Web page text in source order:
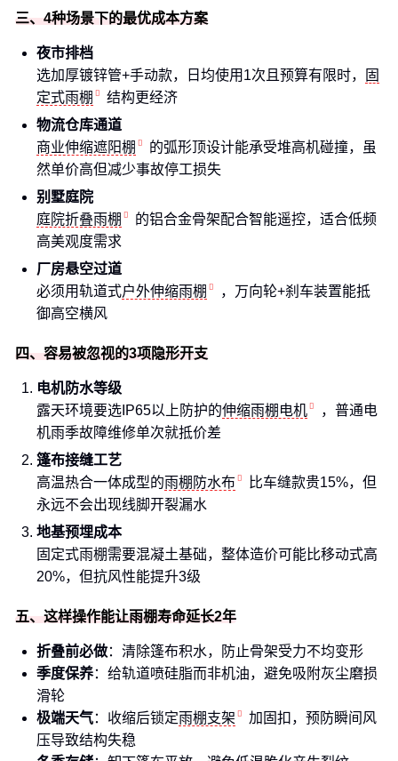
三、4种场景下的最优成本方案
夜市排档
选加厚镀锌管+手动款，日均使用1次且预算有限时，
固
定式雨棚
结构更经济
物流仓库通道
商业伸缩遮阳棚
的弧形顶设计能承受堆高机碰撞，虽
然单价高但减少事故停工损失
别墅庭院
庭院折叠雨棚
的铝合金骨架配合智能遥控，适合低频
高美观度需求
厂房悬空过道
必须用轨道式户外伸缩雨棚
，万向轮+刹车装置能抵
御高空横风
四、容易被忽视的3项隐形开支
电机防水等级
露天环境要选IP65以上防护的伸缩雨棚电机
，普通电
机雨季故障维修单次就抵价差
篷布接缝工艺
高温热合一体成型的雨棚防水布
比车缝款贵15%，但
永远不会出现线脚开裂漏水
地基预埋成本
固定式雨棚需要混凝土基础，整体造价可能比移动式高
20%，但抗风性能提升3级
五、这样操作能让雨棚寿命延长2年
折叠前必做：清除篷布积水，防止骨架受力不均变形
季度保养：给轨道喷硅脂而非机油，避免吸附灰尘磨损
滑轮
极端天气：收缩后锁定雨棚支架
加固扣，预防瞬间风
压导致结构失稳